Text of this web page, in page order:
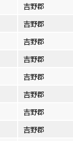
吉野郡
吉野郡
吉野郡
吉野郡
吉野郡
吉野郡
吉野郡
吉野郡